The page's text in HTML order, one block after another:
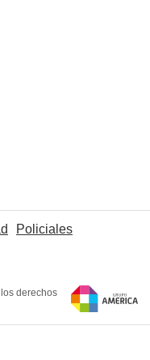
Policiales
derechos